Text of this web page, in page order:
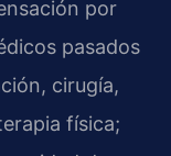
por
pasados
cirugía,
física;